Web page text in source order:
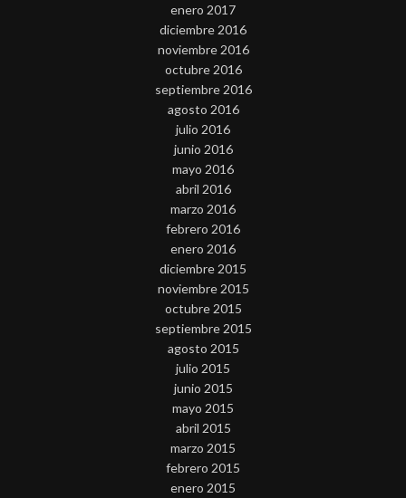
enero 2017
diciembre 2016
noviembre 2016
octubre 2016
septiembre 2016
agosto 2016
julio 2016
junio 2016
mayo 2016
abril 2016
marzo 2016
febrero 2016
enero 2016
diciembre 2015
noviembre 2015
octubre 2015
septiembre 2015
agosto 2015
julio 2015
junio 2015
mayo 2015
abril 2015
marzo 2015
febrero 2015
enero 2015